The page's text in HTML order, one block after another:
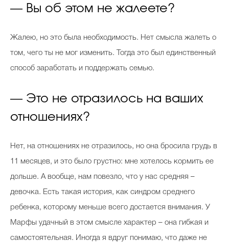
— Вы об этом не жалеете?
Жалею, но это была необходимость. Нет смысла жалеть о
том, чего ты не мог изменить. Тогда это был единственный
способ заработать и поддержать семью.
— Это не отразилось на ваших
отношениях?
Нет, на отношениях не отразилось, но она бросила грудь в
11 месяцев, и это было грустно: мне хотелось кормить ее
дольше. А вообще, нам повезло, что у нас средняя –
девочка. Есть такая история, как синдром среднего
ребенка, которому меньше всего достается внимания. У
Марфы удачный в этом смысле характер – она гибкая и
самостоятельная. Иногда я вдруг понимаю, что даже не